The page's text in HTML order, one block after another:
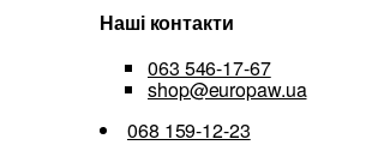
Наші контакти
063 546-17-67
shop@europaw.ua
068 159-12-23